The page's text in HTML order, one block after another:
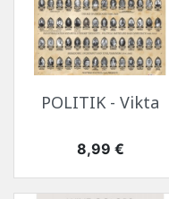
POLITIK - Vikta
Pris
8,99 €